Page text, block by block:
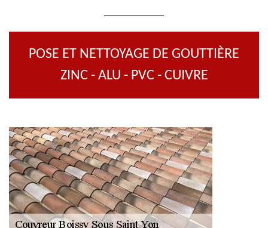
POSE ET NETTOYAGE DE GOUTTIÈRE
ZINC - ALU - PVC - CUIVRE